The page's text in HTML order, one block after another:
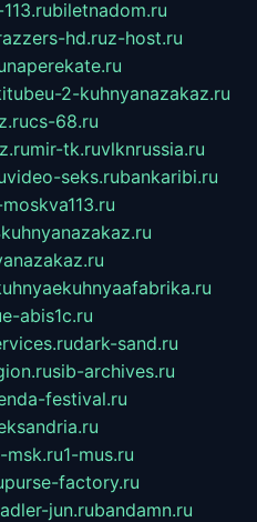
biletnadom.ru
hd.ruz-host.ru
naperekate.ru
2-kuhnyanazakaz.ru
cs-68.ru
mir-tk.ruvlknrussia.ru
video-seks.rubankaribi.ru
e-abis1c.ru
dark-sand.ru
sib-archives.ru
festival.ru
msk.ru1-mus.ru
purse-factory.ru
adler-jun.rubandamn.ru